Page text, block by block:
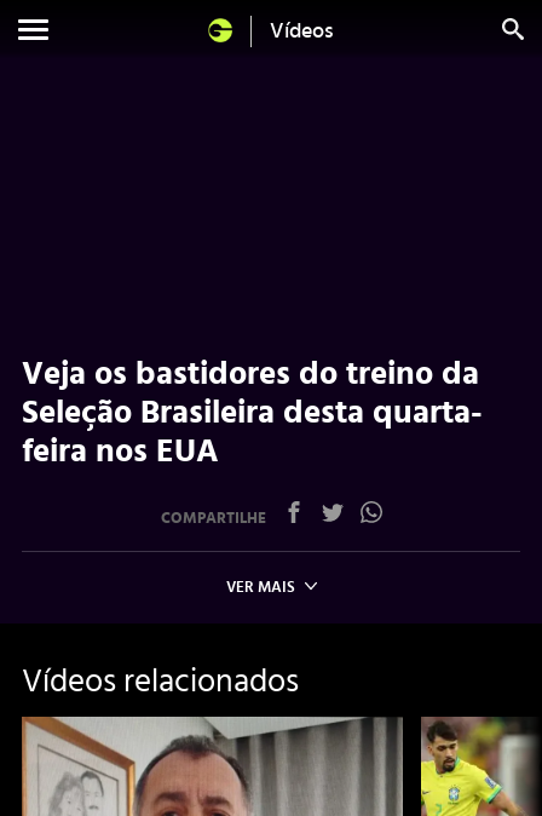
Vídeos
Veja os bastidores do treino da
Seleção Brasileira desta quarta-
feira nos EUA
COMPARTILHE
VER MAIS
Vídeos relacionados